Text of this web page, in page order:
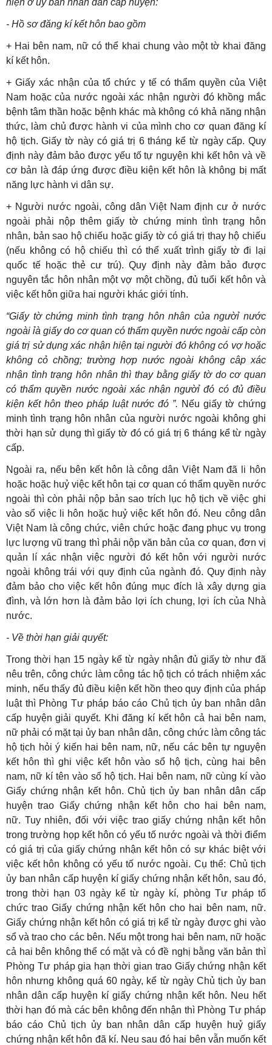
- Hồ sơ đăng kí kết hôn bao gồm
+ Hai bên nam, nữ có thể khai chung vào một tờ khai đăng
kí kết hôn.
+ Giấy xác nhận của tổ chức y tế có thẩm quyền của Việt
Nam hoặc của nước ngoài xác nhận người đó khồng mắc
bệnh tâm thần hoặc bệnh khác mà không có khả năng nhận
thức, làm chủ được hành vi của mình cho cơ quan đăng kí
hộ tịch. Giấy tờ này có giá trị 6 tháng kể từ ngày cấp. Quy
định này đảm bảo được yếu tố tự nguyện khi kết hôn và về
cơ bản là đáp ứng được điều kiện kết hôn là không bị mất
năng lực hành vi dân sự.
+ Người nước ngoài, công dân Việt Nam định cư ở nước
ngoài phải nộp thêm giấy tờ chứng minh tình trạng hôn
nhân, bản sao hộ chiếu hoặc giấy tờ có giá trị thay hộ chiếu
(nếu không có hộ chiếu thì có thể xuất trình giấy tờ đi lại
quốc tế hoặc thẻ cư trú). Quy định này đảm bảo được
nguyên tắc hôn nhân một vợ một chồng, đủ tuổi kết hôn và
việc kết hôn giữa hai người khác giới tính.
“Giấy tờ chứng minh tình trạng hôn nhân của ngườỉ nước
ngoài ỉà giấy do cơ quan có thẩm quyền nước ngoài cấp còn
giá trị sử dụng xác nhận hiện tại người đó không có vợ hoặc
không cỏ chồng; trường hợp nước ngoài không câp xác
nhận tình trạng hôn nhân thì thay bằng giấy tờ do cơ quan
có thẩm quyền nước ngoài xác nhận ngườỉ đó có đủ điều
kiện kết hôn theo pháp luật nước đó ”. Nếu giấy tờ chứng
minh tình trạng hôn nhân của người nước ngoài không ghi
thời hạn sử dụng thì giấy tờ đó có giá trị 6 tháng kể từ ngày
cấp.
Ngoài ra, nếu bên kết hôn là công dân Việt Nam đã li hôn
hoặc hoặc huỷ việc kết hôn tại cơ quan có thẩm quyền nước
ngoài thì còn phải nộp bản sao trích lục hộ tịch về việc ghi
vào sổ việc li hôn hoặc huỷ việc kết hôn đó. Neu công dân
Việt Nam là công chức, viên chức hoặc đang phục vụ trong
lực lượng vũ trang thì phải nộp văn bản của cơ quan, đơn vị
quản lí xác nhận việc người đó kết hôn với người nước
ngoài không trái với quy định của ngành đó. Quy định này
đảm bảo cho việc kết hôn đúng mục đích là xây dựng gia
đình, và lớn hơn là đảm bảo lợi ích chung, lợi ích của Nhà
nước.
- Về thời hạn giải quyết:
Trong thời hạn 15 ngày kể từ ngày nhận đủ giấy tờ như đã
nêu trên, công chức làm công tác hộ tịch có trách nhiệm xác
minh, nếu thấy đủ điều kiện kết hồn theo quy định của pháp
luật thì Phòng Tư pháp báo cáo Chủ tịch ủy ban nhân dân
cấp huyện giải quyết. Khi đăng kí kết hôn cả hai bên nam,
nữ phải có mặt tại ủy ban nhân dân, công chức làm công tác
hộ tịch hỏi ý kiến hai bên nam, nữ, nếu các bên tự nguyện
kết hôn thì ghi việc kết hôn vào sổ hộ tịch, cùng hai bên
nam, nữ kí tên vào sổ hộ tịch. Hai bên nam, nữ cùng kí vào
Giấy chứng nhận kết hôn. Chủ tịch ủy ban nhân dân cấp
huyện trao Giấy chứng nhận kết hôn cho hai bên nam,
nữ. Tuy nhiên, đối với việc trao giấy chứng nhận kết hôn
trong trường họp kết hôn có yếu tố nước ngoài và thời điểm
có giá trị của giấy chứng nhận kết hôn có sự khác biệt với
việc kết hôn không có yếu tố nước ngoài. Cụ thể: Chủ tịch
ủy ban nhân cấp huyện kí giấy chứng nhận kết hôn, sau đó,
trong thời hạn 03 ngày kể từ ngày kí, phòng Tư pháp tổ
chức trao Giấy chứng nhận kết hôn cho hai bên nam, nữ.
Giấy chứng nhận kết hôn có giá trị kể từ ngày được ghi vào
sổ và trao cho các bên. Nếu một trong hai bên nam, nữ hoặc
cả hai bên không thể có mặt và có đề nghị bằng văn bản thì
Phòng Tư pháp gia hạn thời gian trao Giấy chứng nhận kết
hôn nhưng không quá 60 ngày, kể từ ngày Chủ tịch ủy ban
nhân dân cấp huyện kí giấy chứng nhận kết hôn. Neu hết
thời hạn đó mà các bên không đến nhận thì Phòng Tư pháp
báo cáo Chủ tịch ủy ban nhân dân cấp huyện huỷ giấy
chứng nhận kết hôn đã kí. Neu sau đó hai bên vẫn muốn kết